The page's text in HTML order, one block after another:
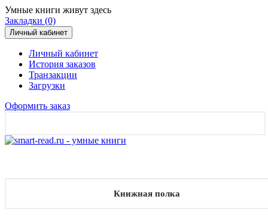
Умные книги живут здесь
Закладки (0)
Личный кабинет
Личный кабинет
История заказов
Транзакции
Загрузки
Оформить заказ
Книжная полка